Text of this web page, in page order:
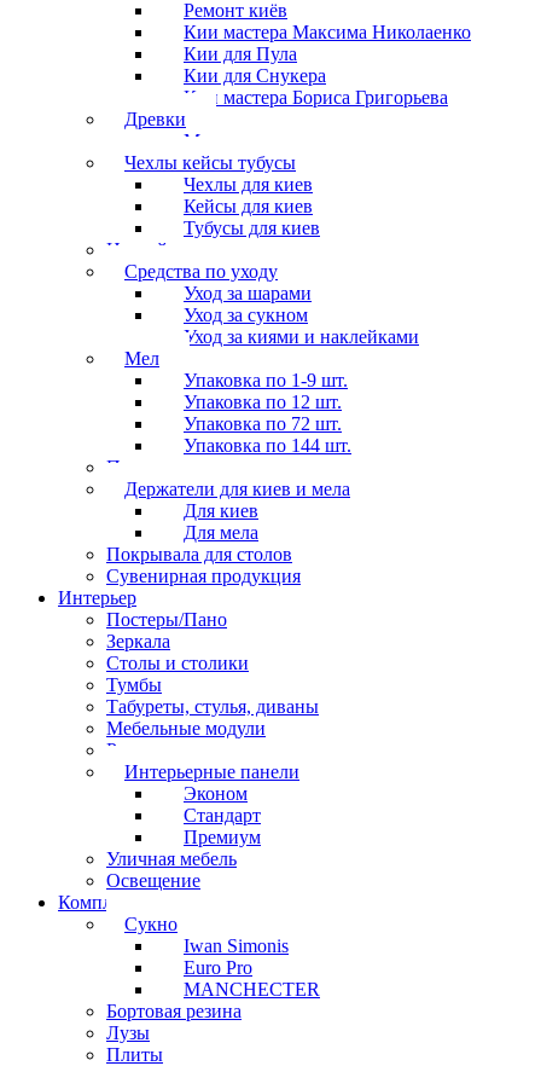
Ремонт киёв
Кии мастера Максима Николаенко
Кии для Пула
Кии для Снукера
Кии мастера Бориса Григорьева
Древки
Мосты для киев
Чехлы кейсы тубусы
Чехлы для киев
Кейсы для киев
Тубусы для киев
Наклейки
Средства по уходу
Уход за шарами
Уход за сукном
Уход за киями и наклейками
Мел
Упаковка по 1-9 шт.
Упаковка по 12 шт.
Упаковка по 72 шт.
Упаковка по 144 шт.
Перчатки
Держатели для киев и мела
Для киев
Для мела
Покрывала для столов
Сувенирная продукция
Интерьер
Постеры/Пано
Зеркала
Столы и столики
Тумбы
Табуреты, стулья, диваны
Мебельные модули
Рамы под картины
Интерьерные панели
Эконом
Стандарт
Премиум
Уличная мебель
Освещение
Комплектующие
Сукно
Iwan Simonis
Euro Pro
MANCHECTER
Бортовая резина
Лузы
Плиты